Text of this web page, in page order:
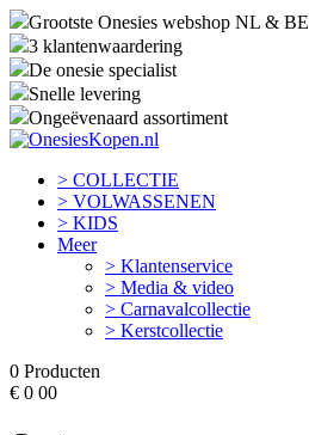
Grootste Onesies webshop NL & BE
3 klantenwaardering
De onesie specialist
Snelle levering
Ongeëvenaard assortiment
> COLLECTIE
> VOLWASSENEN
> KIDS
Meer
> Klantenservice
> Media & video
> Carnavalcollectie
> Kerstcollectie
0 Producten
€ 0 00